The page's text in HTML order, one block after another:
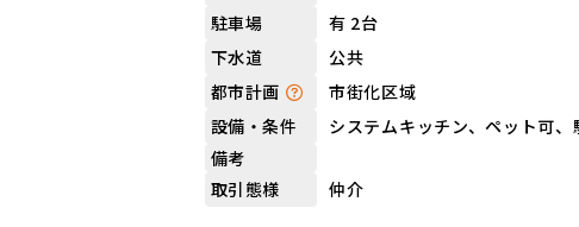
駐車場
有 2台
下水道
公共
都市計画
市街化区域
設備・条件
システムキッチン、ペット可
備考
取引態様
仲介